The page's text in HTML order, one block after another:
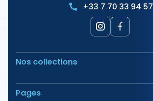
+33 7 70 33 94 57
Nos collections
Soudeuse Fibre Optique
Sécurité & Balisage
Pages